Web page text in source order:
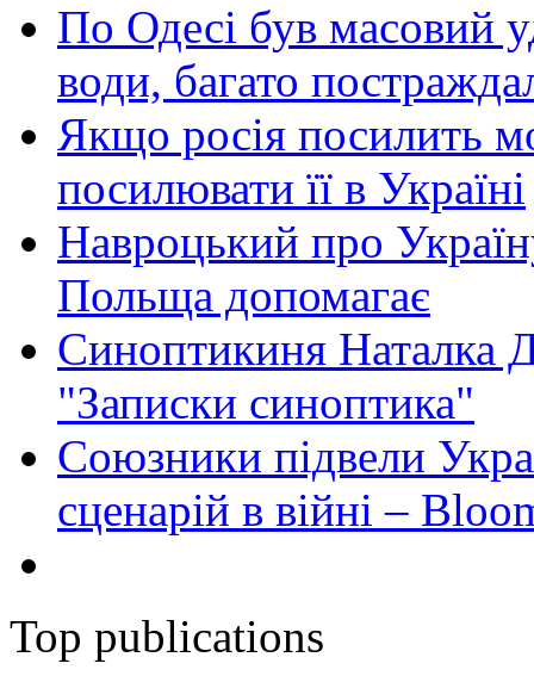
По Одесі був масовий
води, багато
Якщо росія посилить
посилювати її в Україні
Навроцький про
Польща допомагає
Синоптикиня Наталка
"Записки синоптика"
Союзники підвели
сценарій в війні –
Top publications